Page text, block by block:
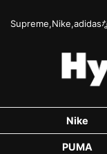
Supreme,Nike,adidas
Nike
PUMA